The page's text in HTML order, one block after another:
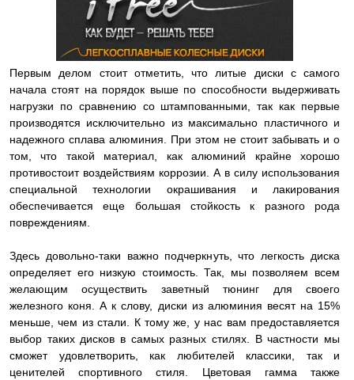
Первым делом стоит отметить, что литые диски с самого
начала стоят на порядок выше по способности выдерживать
нагрузки по сравнению со штампованными, так как первые
производятся исключительно из максимально пластичного и
надежного сплава алюминия. При этом не стоит забывать и о
том, что такой материал, как алюминий крайне хорошо
противостоит воздействиям коррозии. А в силу использования
специальной технологии окрашивания и лакирования
обеспечивается еще большая стойкость к разного рода
повреждениям.
Здесь довольно-таки важно подчеркнуть, что легкость диска
определяет его низкую стоимость. Так, мы позволяем всем
желающим осуществить заветный тюнинг для своего
железного коня. А к слову, диски из алюминия весят на 15%
меньше, чем из стали. К тому же, у нас вам предоставляется
выбор таких дисков в самых разных стилях. В частности мы
сможет удовлетворить, как любителей классики, так и
ценителей спортивного стиля. Цветовая гамма также